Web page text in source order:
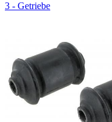
3 - Getriebe